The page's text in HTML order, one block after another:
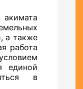
а также
работа
единой
в